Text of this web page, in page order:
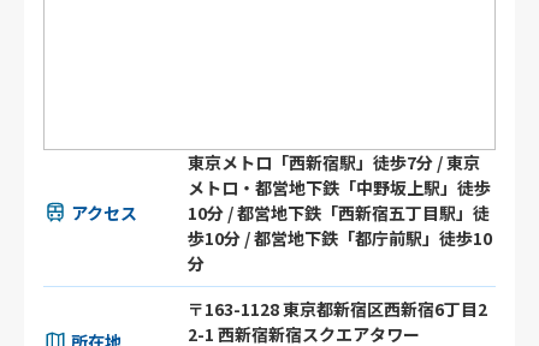
アクセス
東京メトロ「西新宿駅」徒歩7分 / 東京
メトロ・都営地下鉄「中野坂上駅」徒歩
10分 / 都営地下鉄「西新宿五丁目駅」徒
歩10分 / 都営地下鉄「都庁前駅」徒歩10
分
〒163-1128 東京都新宿区西新宿6丁目2
2-1 西新宿新宿スクエアタワー